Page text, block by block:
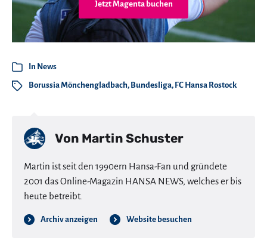
Jetzt Magenta buchen
In News
Borussia Mönchengladbach, Bundesliga, FC Hansa Rostock
Von Martin Schuster
Martin ist seit den 1990ern Hansa-Fan und gründete
2001 das Online-Magazin HANSA NEWS, welches er bis
heute betreibt.
Archiv anzeigen Website besuchen